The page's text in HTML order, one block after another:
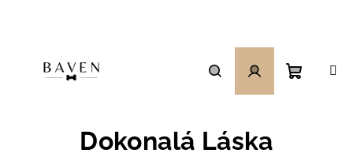
HledatPřihlášení
Dokonalá Láska